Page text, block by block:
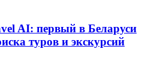
AI: первый в Беларуси
туров и экскурсий